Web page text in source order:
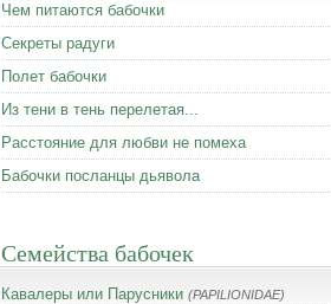
Чем питаются бабочки
Секреты радуги
Полет бабочки
Из тени в тень перелетая...
Расстояние для любви не помеха
Бабочки посланцы дьявола
Семейства бабочек
Кавалеры или Парусники (PAPILIONIDAE)